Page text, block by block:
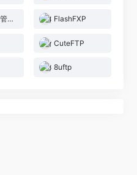
iis7服务器管理工具 FlashFXP
CuteFTP
8uftp